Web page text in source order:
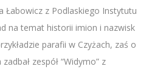
Łabowicz z Podlaskiego Instytutu
na temat historii imion i nazwisk
parafii w Czyżach, zaś o
zespół “Widymo” z